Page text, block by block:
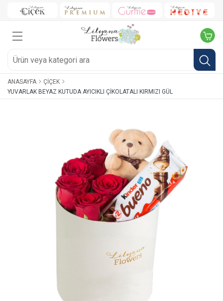
ANASAYFA
ÇIÇEK
YUVARLAK BEYAZ KUTUDA AYICIKLI ÇIKOLATALI KIRMIZI GÜL